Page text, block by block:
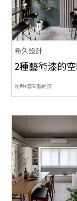
希久設計
2種藝術漆的
光舞+雲石藝術漆